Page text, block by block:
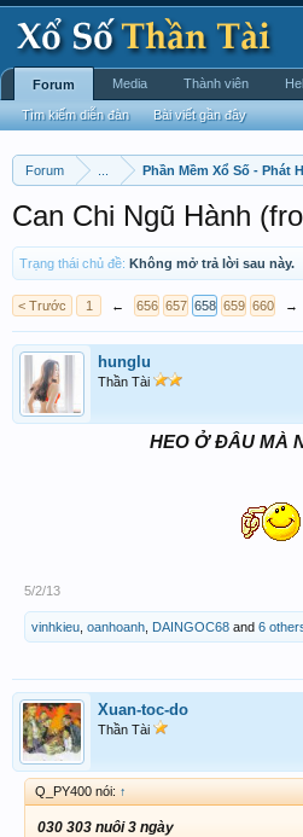
Forum Phần Mềm Xổ Số - Phát
Can Chi Ngũ Hành
Trạng thái chủ đề: Không mở trả lời sau này.
< Trước 1 ← 656 657 658 659 660 →
hunglu
Thần Tài
HEO Ở ĐÂU MÀ
5/2/13
vinhkieu oanhoanh DAINGOC68 and 6
Xuan-toc-do
Thần Tài
Q_PY400 nói: ↑
030 303 nuôi 3 ngày
Forum
Tìm kiếm diễn đàn Bài viết gần đây
Media Thành viên